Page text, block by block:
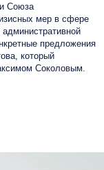
Союза
мер в сфере
предложения
который
Соколовым.